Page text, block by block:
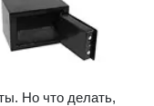
Но что делать,